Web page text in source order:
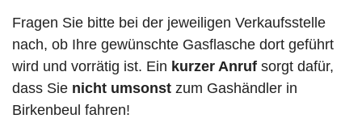
Fragen Sie bitte bei der jeweiligen Verkaufsstelle
nach, ob Ihre gewünschte Gasflasche dort geführt
wird und vorrätig ist. Ein kurzer Anruf sorgt dafür,
dass Sie nicht umsonst zum Gashändler in
Birkenbeul fahren!